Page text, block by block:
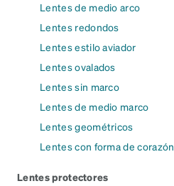
Lentes de medio arco
Lentes redondos
Lentes estilo aviador
Lentes ovalados
Lentes sin marco
Lentes de medio marco
Lentes geométricos
Lentes con forma de corazón
Lentes protectores